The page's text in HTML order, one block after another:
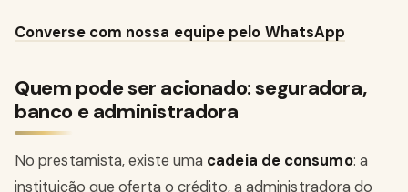
Converse com nossa equipe pelo WhatsApp
Quem pode ser acionado: seguradora,
banco e administradora
No prestamista, existe uma cadeia de consumo: a
instituição que oferta o crédito, a administradora do